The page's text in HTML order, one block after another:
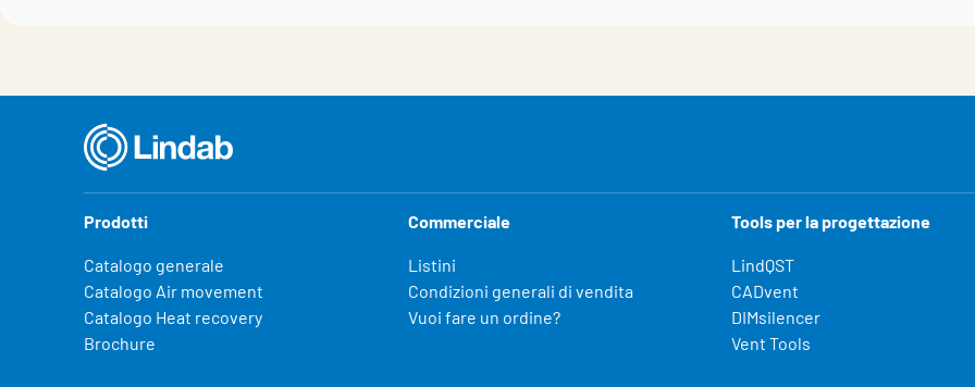
Prodotti
Catalogo generale
Catalogo Air movement
Catalogo Heat recovery
Brochure
Commerciale
Listini
Condizioni generali di vendita
Vuoi fare un ordine?
Tools per la progettazione
LindQST
CADvent
DIMsilencer
Vent Tools